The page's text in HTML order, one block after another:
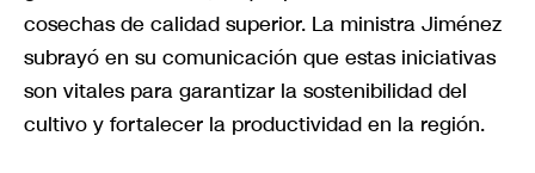
cosechas de calidad superior. La ministra Jiménez
subrayó en su comunicación que estas iniciativas
son vitales para garantizar la sostenibilidad del
cultivo y fortalecer la productividad en la región.